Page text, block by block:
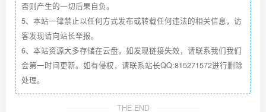
否则产生的一切后果自负。
5、本站一律禁止以任何方式发布或转载任何违法的相关信息，访
客发现请向站长举报。
6、本站资源大多存储在云盘，如发现链接失效，请联系我们我们
会第一时间更新。如有侵权，请联系站长QQ:815271572进行删除
处理。
THE END